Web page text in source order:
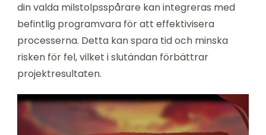
din valda milstolpsspårare kan integreras med
befintlig programvara för att effektivisera
processerna. Detta kan spara tid och minska
risken för fel, vilket i slutändan förbättrar
projektresultaten.